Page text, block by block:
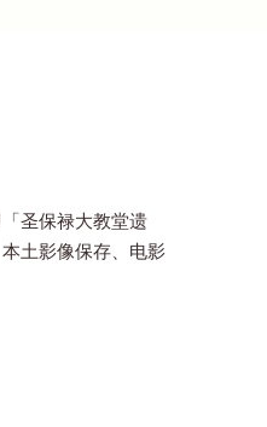
圣保禄大教堂遗
土影像保存、电影